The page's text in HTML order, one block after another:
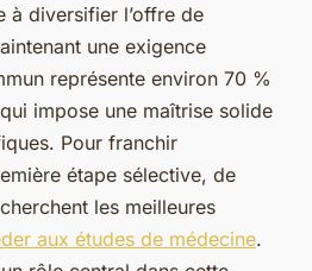
à diversifier l’offre de
une exigence
représente environ 70 %
impose une maîtrise solide
Pour franchir
étape sélective, de
les meilleures
aux études de médecine.